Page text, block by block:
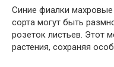
Синие фиалки
сорта могут быть
розеток листьев. Этот
растения, сохраняя